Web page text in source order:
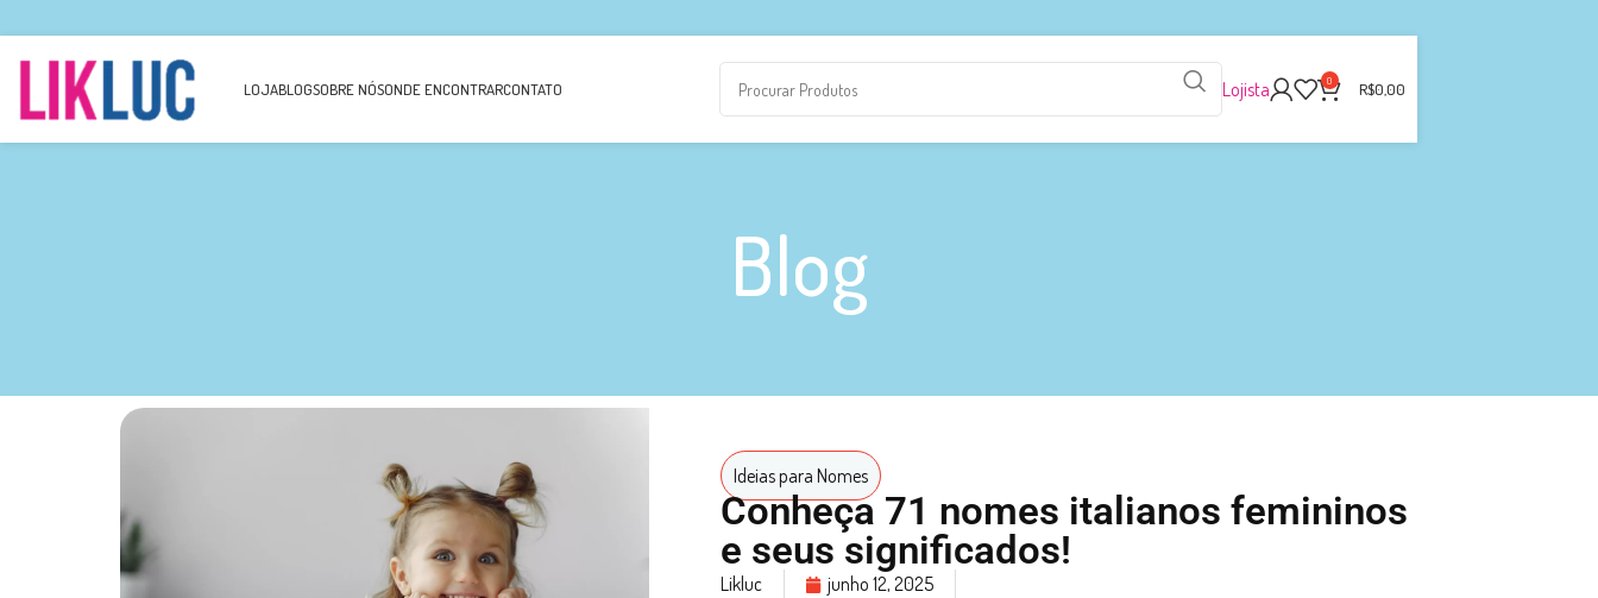
LOJABLOGSOBRE NÓSONDE ENCONTRARCONTATO Lojista 0 R$0,00
Blog
Ideias para Nomes
Conheça 71 nomes italianos femininos
e seus significados!
Likluc junho 12, 2025